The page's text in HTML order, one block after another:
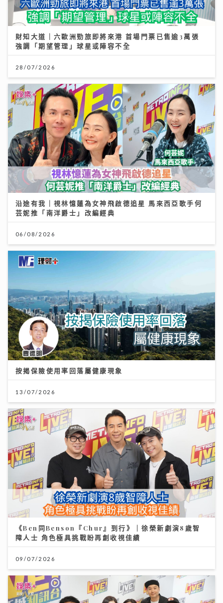
財知大道｜六歐洲勁旅即將來港 首場門票已售逾3萬張
強調「期望管理」球星或陣容不全
28/07/2026
沿途有我｜視林憶蓮為女神飛啟德追星 馬來西亞歌手何
芸妮推「南洋爵士」改編經典
06/08/2026
按揭保險使用率回落屬健康現象
13/07/2026
《Ben同Benson『Chur』到行》｜徐榮新劇演8歲智
障人士 角色極具挑戰盼再創收視佳績
09/07/2026